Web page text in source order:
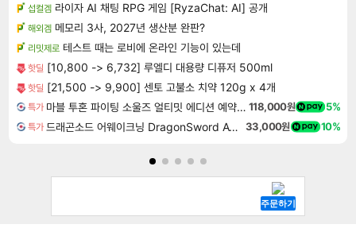
섭컬겜 라이자 AI 채팅 RPG 게임 [RyzaChat: AI] 공개
해외겜 메모리 3사, 2027년 생산분 완판?
리밋제로 테스트 때는 로비에 온라인 기능이 있는데
핫딜 [10,800 -> 6,732] 루엘디 대용량 디퓨저 500ml
핫딜 [21,500 -> 9,900] 센토 고불소 치약 120g x 4개
특가 마블 투혼 파이팅 소울즈 얼티밋 에디션 예약구매 MARVEL Tokon Fighting Souls Ultimate Edition Pre-Purchase 118,000원 5%
특가 드래곤소드 어웨이크닝 DragonSword Awakening 33,000원 10%